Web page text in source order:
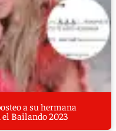
a su hermana
Bailando 2023